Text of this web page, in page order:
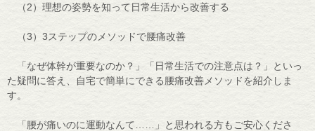
（2）理想の姿勢を知って日常生活から改善する
（3）3ステップのメソッドで腰痛改善
「なぜ体幹が重要なのか？」「日常生活での注意点は？」といっ
た疑問に答え、自宅で簡単にできる腰痛改善メソッドを紹介しま
す。
「腰が痛いのに運動なんて……」と思われる方もご安心くださ